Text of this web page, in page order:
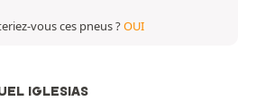
vous ces pneus ?OUI
IGLESIAS